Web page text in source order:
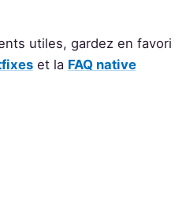
utiles, gardez en favori
et la FAQ native